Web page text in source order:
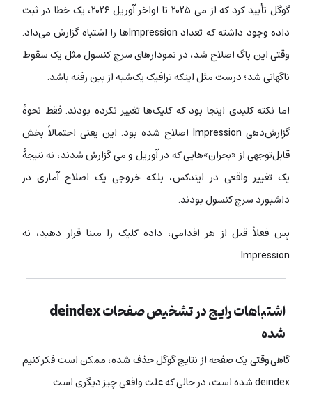
گوگل تأیید کرد که از می ۲۰۲۵ تا اواخر آوریل ۲۰۲۶، یک خطا در ثبت
داده وجود داشته که تعداد Impressionها را اشتباه گزارش می‌داد.
وقتی این باگ اصلاح شد، در نمودارهای سرچ کنسول مثل یک سقوط
ناگهانی شد؛ درست مثل اینکه ترافیک یک‌شبه از بین رفته باشد.
اما نکته کلیدی اینجا بود که کلیک‌ها تغییر نکرده بودند. فقط نحوۀ
گزارش‌دهی Impression اصلاح شده بود. این یعنی احتمالاً بخش
قابل‌توجهی از «بحران»‌هایی که در آوریل و می گزارش شدند، نه نتیجۀ
یک تغییر واقعی در ایندکس، بلکه خروجی یک اصلاح آماری در
داشبورد سرچ کنسول بودند.
پس فعلاً قبل از هر اقدامی، داده کلیک را مبنا قرار دهید، نه
Impression.
اشتباهات رایج در تشخیص صفحات deindex
شده
گاهی وقتی یک صفحه از نتایج گوگل حذف شده، ممکن است فکر کنیم
deindex شده است، در حالی که علت واقعی چیز دیگری است.